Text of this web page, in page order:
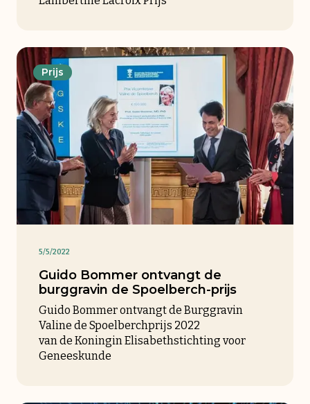
Prijs
5/5/2022
Guido Bommer ontvangt de
burggravin de Spoelberch-prijs
Guido Bommer ontvangt de Burggravin
Valine de Spoelberchprijs 2022
van de Koningin Elisabethstichting voor
Geneeskunde